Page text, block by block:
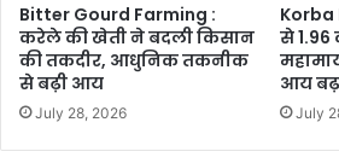
Bitter Gourd Farming :
करेले की खेती ने बदली किसान
की तकदीर, आधुनिक तकनीक
से बढ़ी आय
July 28, 2026
Korba
से 1.96
आय
July